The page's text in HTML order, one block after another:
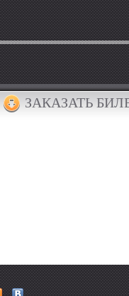
ЗАКАЗАТЬ